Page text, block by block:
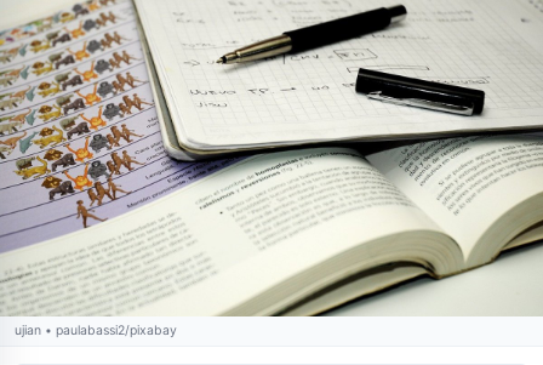
ujian • paulabassi2/pixabay